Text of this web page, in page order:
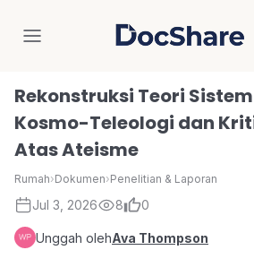
DocShare
Rekonstruksi Teori
Kosmo-Teleologi dan
Atas Ateisme
Rumah›Dokumen›Penelitian & Laporan
Jul 3, 2026 8 0
Unggah olehAva Thompson